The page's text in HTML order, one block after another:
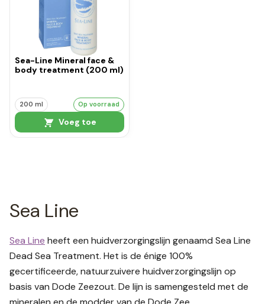
Sea-Line Mineral face &
body treatment (200 ml)
200 ml Op voorraad
Voeg toe
Sea Line
Sea Line heeft een huidverzorgingslijn genaamd Sea Line
Dead Sea Treatment. Het is de énige 100%
gecertificeerde, natuurzuivere huidverzorgingslijn op
basis van Dode Zeezout. De lijn is samengesteld met de